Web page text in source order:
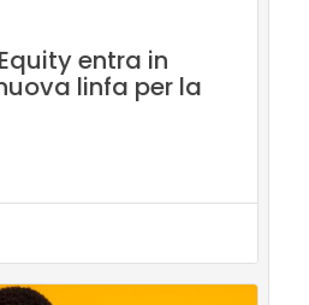
entra in
linfa per la